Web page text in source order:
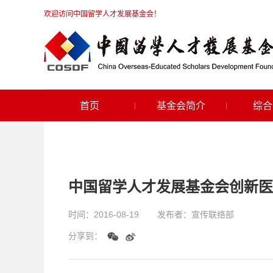
欢迎访问中国留学人才发展基金会！
首页 基金会简介 综
中国留学人才发展基金会创新
时间： 2016-08-19 发布者： 宣传联络部
分享到：